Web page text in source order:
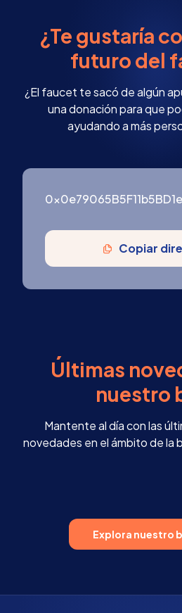
¿Te gustaría
futuro del
¿El faucet te sacó de algún
una donación para que
ayudando a más
Copiar
Últimas
nuestro
Mantente al día con las
novedades en el ámbito de la
Explora nuestro